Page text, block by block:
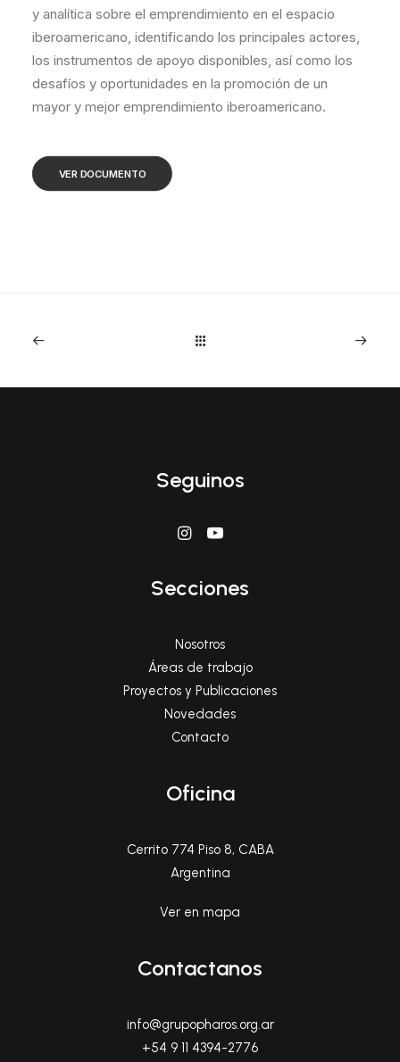
y analítica sobre el emprendimiento en el espacio
iberoamericano, identificando los principales actores,
los instrumentos de apoyo disponibles, así como los
desafíos y oportunidades en la promoción de un
mayor y mejor emprendimiento iberoamericano.
VER DOCUMENTO
Seguinos
Secciones
Nosotros
Áreas de trabajo
Proyectos y Publicaciones
Novedades
Contacto
Oficina
Cerrito 774 Piso 8, CABA
Argentina
Ver en mapa
Contactanos
info@grupopharos.org.ar
+54 9 11 4394-2776